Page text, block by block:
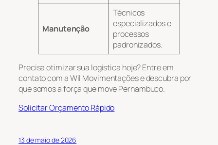
Manutenção
Técnicos
especializados e
processos
padronizados.
Precisa otimizar sua logística hoje? Entre em
contato com a Wil Movimentações e descubra por
que somos a força que move Pernambuco.
Solicitar Orçamento Rápido
13 de maio de 2026